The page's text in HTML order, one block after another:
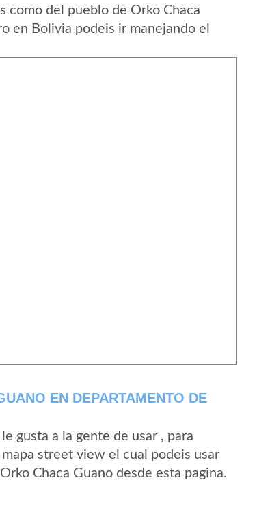
como del pueblo de Orko Chaca
en Bolivia podeis ir manejando el
EN DEPARTAMENTO DE
gusta a la gente de usar , para
street view el cual podeis usar
Chaca Guano desde esta pagina.